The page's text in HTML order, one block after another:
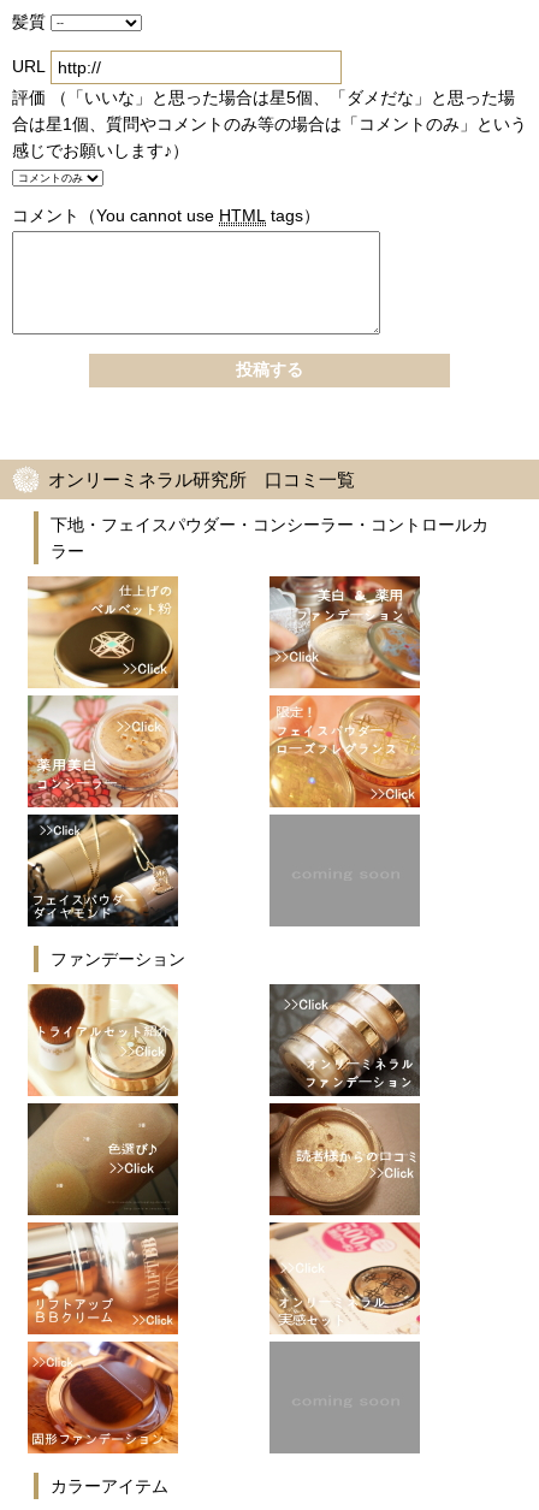
髪質
URL
評価 （「いいな」と思った場合は星5個、「ダメだな」と思った場
合は星1個、質問やコメントのみ等の場合は「コメントのみ」という
感じでお願いします♪）
コメント （You cannot use HTML tags）
オンリーミネラル研究所 口コミ一覧
下地・フェイスパウダー・コンシーラー・コントロールカ
ラー
ファンデーション
カラーアイテム